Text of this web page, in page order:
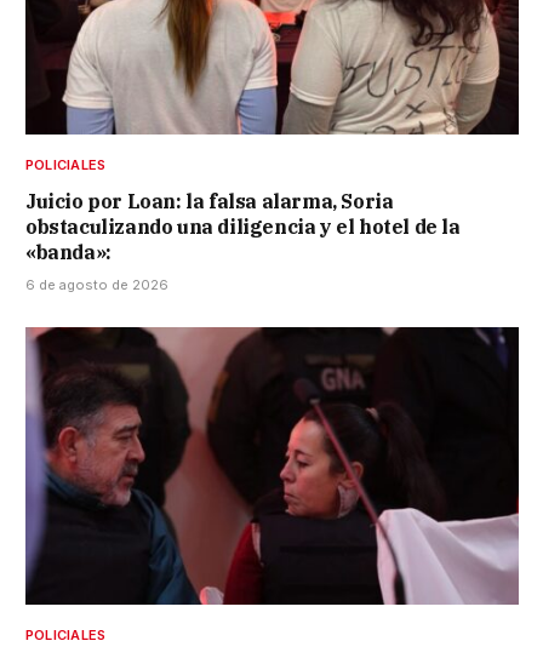
POLICIALES
Juicio por Loan: la falsa alarma, Soria
obstaculizando una diligencia y el hotel de la
«banda»:
6 de agosto de 2026
POLICIALES